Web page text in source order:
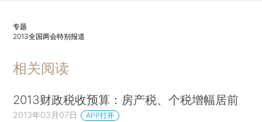
专题
2013全国两会特别报道
相关阅读
2013财政税收预算：房产税、个税增幅居前
2013年03月07日 APP打开